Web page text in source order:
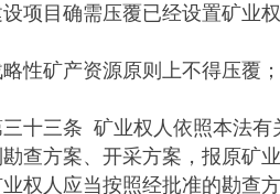
目确需压覆已经设置矿业权
矿产资源原则上不得压覆；
三条 矿业权人依照本法有关
查方案、开采方案，报原矿
人应当按照经批准的勘查方